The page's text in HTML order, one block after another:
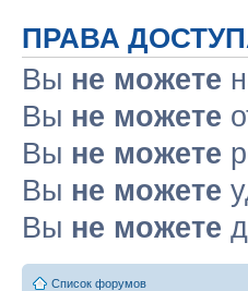
ПРАВА
Вы не можете
Вы не можете
Вы не можете
Вы не можете
Вы не можете
Список форумов